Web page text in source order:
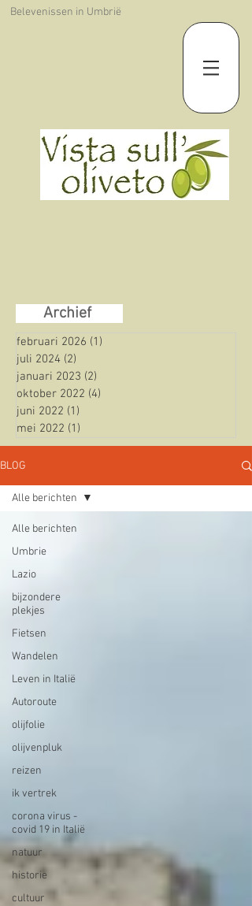
Belevenissen in Umbrië
Archief
februari 2026 (1)
juli 2024 (2)
januari 2023 (2)
oktober 2022 (4)
juni 2022 (1)
mei 2022 (1)
BLOG
Alle berichten
Umbrie
Lazio
bijzondere
plekjes
Fietsen
Wandelen
Leven in Italië
Autoroute
olijfolie
olijvenpluk
reizen
ik vertrek
corona virus -
covid 19 in Italië
natuur
historie
cultuur
Alle berichten